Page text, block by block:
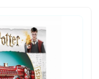
de petrecere a
singur jucându-te.
și dezvolte abilitățile
mână-ochi și